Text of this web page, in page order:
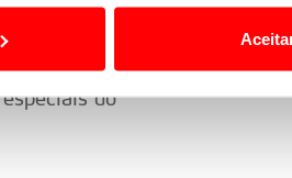
conteúdos e anúncios, para lhe
no nosso website.
NO
do